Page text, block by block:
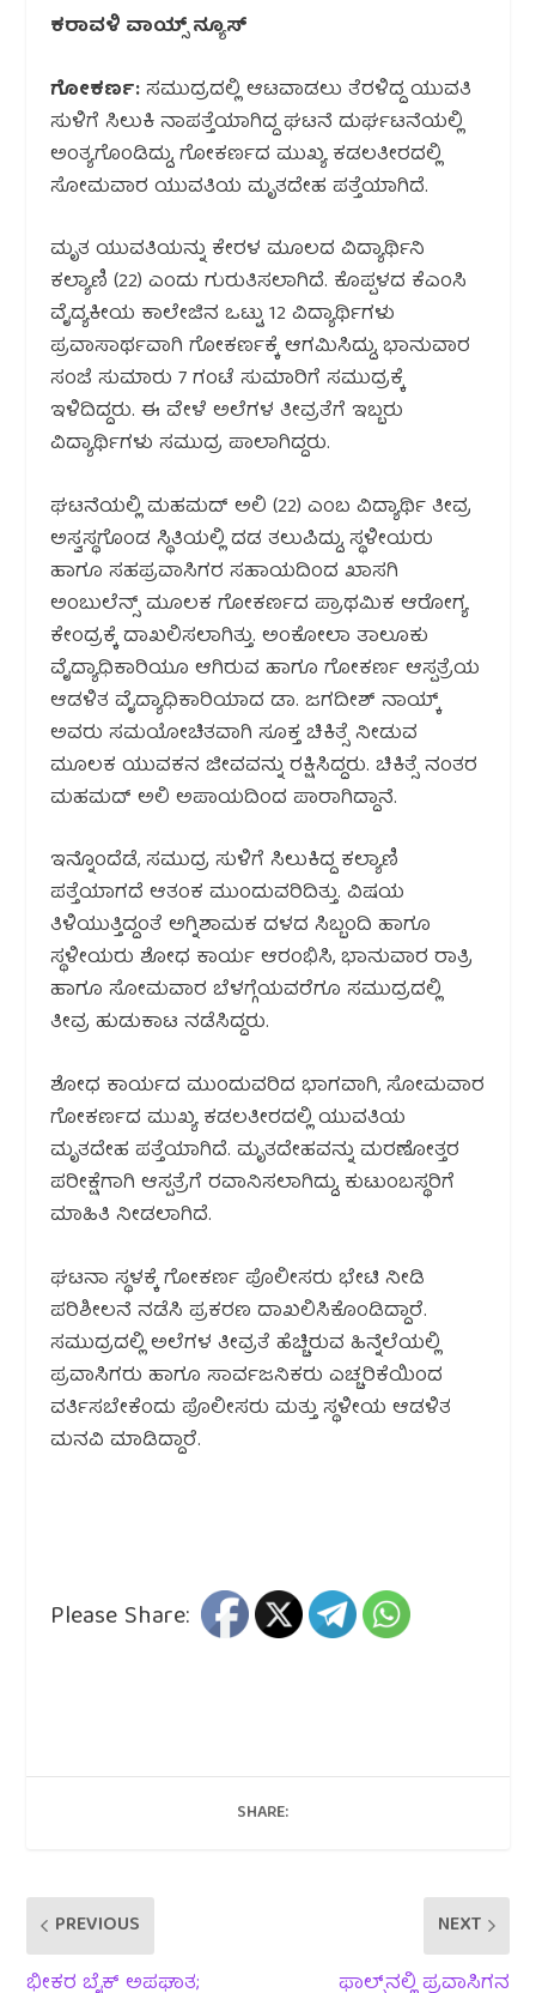
ಕರಾವಳಿ ವಾಯ್ಸ್ ನ್ಯೂಸ್
ಗೋಕರ್ಣ:ಸಮುದ್ರದಲ್ಲಿ ಆಟವಾಡಲು ತೆರಳಿದ್ದ ಯುವತಿ
ಸುಳಿಗೆ ಸಿಲುಕಿ ನಾಪತ್ತೆಯಾಗಿದ್ದ ಘಟನೆ ದುರ್ಘಟನೆಯಲ್ಲಿ
ಅಂತ್ಯಗೊಂಡಿದ್ದು, ಗೋಕರ್ಣದ ಮುಖ್ಯ ಕಡಲತೀರದಲ್ಲಿ
ಸೋಮವಾರ ಯುವತಿಯ ಮೃತದೇಹ ಪತ್ತೆಯಾಗಿದೆ.
ಮೃತ ಯುವತಿಯನ್ನು ಕೇರಳ ಮೂಲದ ವಿದ್ಯಾರ್ಥಿನಿ
ಕಲ್ಯಾಣಿ (22) ಎಂದು ಗುರುತಿಸಲಾಗಿದೆ. ಕೊಪ್ಪಳದ ಕೆಎಂಸಿ
ವೈದ್ಯಕೀಯ ಕಾಲೇಜಿನ ಒಟ್ಟು 12 ವಿದ್ಯಾರ್ಥಿಗಳು
ಪ್ರವಾಸಾರ್ಥವಾಗಿ ಗೋಕರ್ಣಕ್ಕೆ ಆಗಮಿಸಿದ್ದು, ಭಾನುವಾರ
ಸಂಜೆ ಸುಮಾರು 7 ಗಂಟೆ ಸುಮಾರಿಗೆ ಸಮುದ್ರಕ್ಕೆ
ಇಳಿದಿದ್ದರು. ಈ ವೇಳೆ ಅಲೆಗಳ ತೀವ್ರತೆಗೆ ಇಬ್ಬರು
ವಿದ್ಯಾರ್ಥಿಗಳು ಸಮುದ್ರ ಪಾಲಾಗಿದ್ದರು.
ಘಟನೆಯಲ್ಲಿ ಮಹಮದ್ ಅಲಿ (22) ಎಂಬ ವಿದ್ಯಾರ್ಥಿ ತೀವ್ರ
ಅಸ್ವಸ್ಥಗೊಂಡ ಸ್ಥಿತಿಯಲ್ಲಿ ದಡ ತಲುಪಿದ್ದು, ಸ್ಥಳೀಯರು
ಹಾಗೂ ಸಹಪ್ರವಾಸಿಗರ ಸಹಾಯದಿಂದ ಖಾಸಗಿ
ಅಂಬುಲೆನ್ಸ್ ಮೂಲಕ ಗೋಕರ್ಣದ ಪ್ರಾಥಮಿಕ ಆರೋಗ್ಯ
ಕೇಂದ್ರಕ್ಕೆ ದಾಖಲಿಸಲಾಗಿತ್ತು. ಅಂಕೋಲಾ ತಾಲೂಕು
ವೈದ್ಯಾಧಿಕಾರಿಯೂ ಆಗಿರುವ ಹಾಗೂ ಗೋಕರ್ಣ ಆಸ್ಪತ್ರೆಯ
ಆಡಳಿತ ವೈದ್ಯಾಧಿಕಾರಿಯಾದ ಡಾ. ಜಗದೀಶ್ ನಾಯ್ಕ್
ಅವರು ಸಮಯೋಚಿತವಾಗಿ ಸೂಕ್ತ ಚಿಕಿತ್ಸೆ ನೀಡುವ
ಮೂಲಕ ಯುವಕನ ಜೀವವನ್ನು ರಕ್ಷಿಸಿದ್ದರು. ಚಿಕಿತ್ಸೆ ನಂತರ
ಮಹಮದ್ ಅಲಿ ಅಪಾಯದಿಂದ ಪಾರಾಗಿದ್ದಾನೆ.
ಇನ್ನೊಂದೆಡೆ, ಸಮುದ್ರ ಸುಳಿಗೆ ಸಿಲುಕಿದ್ದ ಕಲ್ಯಾಣಿ
ಪತ್ತೆಯಾಗದೆ ಆತಂಕ ಮುಂದುವರಿದಿತ್ತು. ವಿಷಯ
ತಿಳಿಯುತ್ತಿದ್ದಂತೆ ಅಗ್ನಿಶಾಮಕ ದಳದ ಸಿಬ್ಬಂದಿ ಹಾಗೂ
ಸ್ಥಳೀಯರು ಶೋಧ ಕಾರ್ಯ ಆರಂಭಿಸಿ, ಭಾನುವಾರ ರಾತ್ರಿ
ಹಾಗೂ ಸೋಮವಾರ ಬೆಳಗ್ಗೆಯವರೆಗೂ ಸಮುದ್ರದಲ್ಲಿ
ತೀವ್ರ ಹುಡುಕಾಟ ನಡೆಸಿದ್ದರು.
ಶೋಧ ಕಾರ್ಯದ ಮುಂದುವರಿದ ಭಾಗವಾಗಿ, ಸೋಮವಾರ
ಗೋಕರ್ಣದ ಮುಖ್ಯ ಕಡಲತೀರದಲ್ಲಿ ಯುವತಿಯ
ಮೃತದೇಹ ಪತ್ತೆಯಾಗಿದೆ. ಮೃತದೇಹವನ್ನು ಮರಣೋತ್ತರ
ಪರೀಕ್ಷೆಗಾಗಿ ಆಸ್ಪತ್ರೆಗೆ ರವಾನಿಸಲಾಗಿದ್ದು, ಕುಟುಂಬಸ್ಥರಿಗೆ
ಮಾಹಿತಿ ನೀಡಲಾಗಿದೆ.
ಘಟನಾ ಸ್ಥಳಕ್ಕೆ ಗೋಕರ್ಣ ಪೊಲೀಸರು ಭೇಟಿ ನೀಡಿ
ಪರಿಶೀಲನೆ ನಡೆಸಿ ಪ್ರಕರಣ ದಾಖಲಿಸಿಕೊಂಡಿದ್ದಾರೆ.
ಸಮುದ್ರದಲ್ಲಿ ಅಲೆಗಳ ತೀವ್ರತೆ ಹೆಚ್ಚಿರುವ ಹಿನ್ನೆಲೆಯಲ್ಲಿ
ಪ್ರವಾಸಿಗರು ಹಾಗೂ ಸಾರ್ವಜನಿಕರು ಎಚ್ಚರಿಕೆಯಿಂದ
ವರ್ತಿಸಬೇಕೆಂದು ಪೊಲೀಸರು ಮತ್ತು ಸ್ಥಳೀಯ ಆಡಳಿತ
ಮನವಿ ಮಾಡಿದ್ದಾರೆ.
Please Share:
SHARE:
PREVIOUS
ಭೀಕರ ಬೈಕ್ ಅಪಘಾತ;
NEXT
ಫಾಲ್ಸ್‌ನಲ್ಲಿ ಪ್ರವಾಸಿಗನ